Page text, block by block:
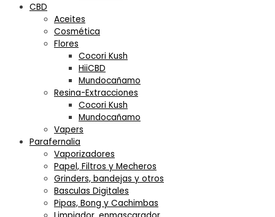
CBD
Aceites
Cosmética
Flores
Cocori Kush
HiiCBD
Mundocañamo
Resina-Extracciones
Cocori Kush
Mundocañamo
Vapers
Parafernalia
Vaporizadores
Papel, Filtros y Mecheros
Grinders, bandejas y otros
Basculas Digitales
Pipas, Bong y Cachimbas